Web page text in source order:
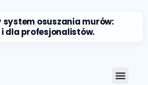
system osuszania murów:
i dla profesjonalistów.